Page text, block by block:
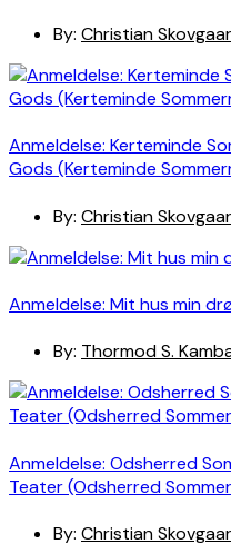
By: Christian
Anmeldelse: Kerteminde
Gods (Kerteminde
By: Christian
Anmeldelse: Mit hus min
By: Thormod S.
Anmeldelse: Odsherred
Teater (Odsherred
By: Christian